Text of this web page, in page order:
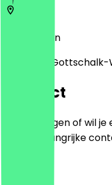
Berlijn
Joachim-Gottschalk-
Contact
Heb je vragen of wil
je alle belangrijke